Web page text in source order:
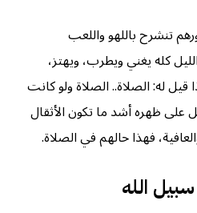
تنشرح باللهو واللعب
كله يغني ويطرب، ويهتز،
له: الصلاة.. الصلاة ولو كانت
على ظهره أشد ما تكون الأثقال
فهذا حالهم في الصلاة.
الله